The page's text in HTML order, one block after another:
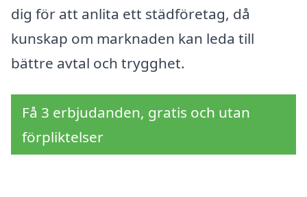
dig för att anlita ett städföretag, då
kunskap om marknaden kan leda till
bättre avtal och trygghet.
Få 3 erbjudanden, gratis och utan
förpliktelser